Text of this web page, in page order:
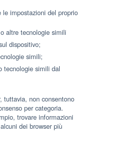
impostazioni del proprio
altre tecnologie simili
dispositivo;
simili;
tecnologie simili dal
tuttavia, non consentono
per categoria.
trovare informazioni
dei browser più